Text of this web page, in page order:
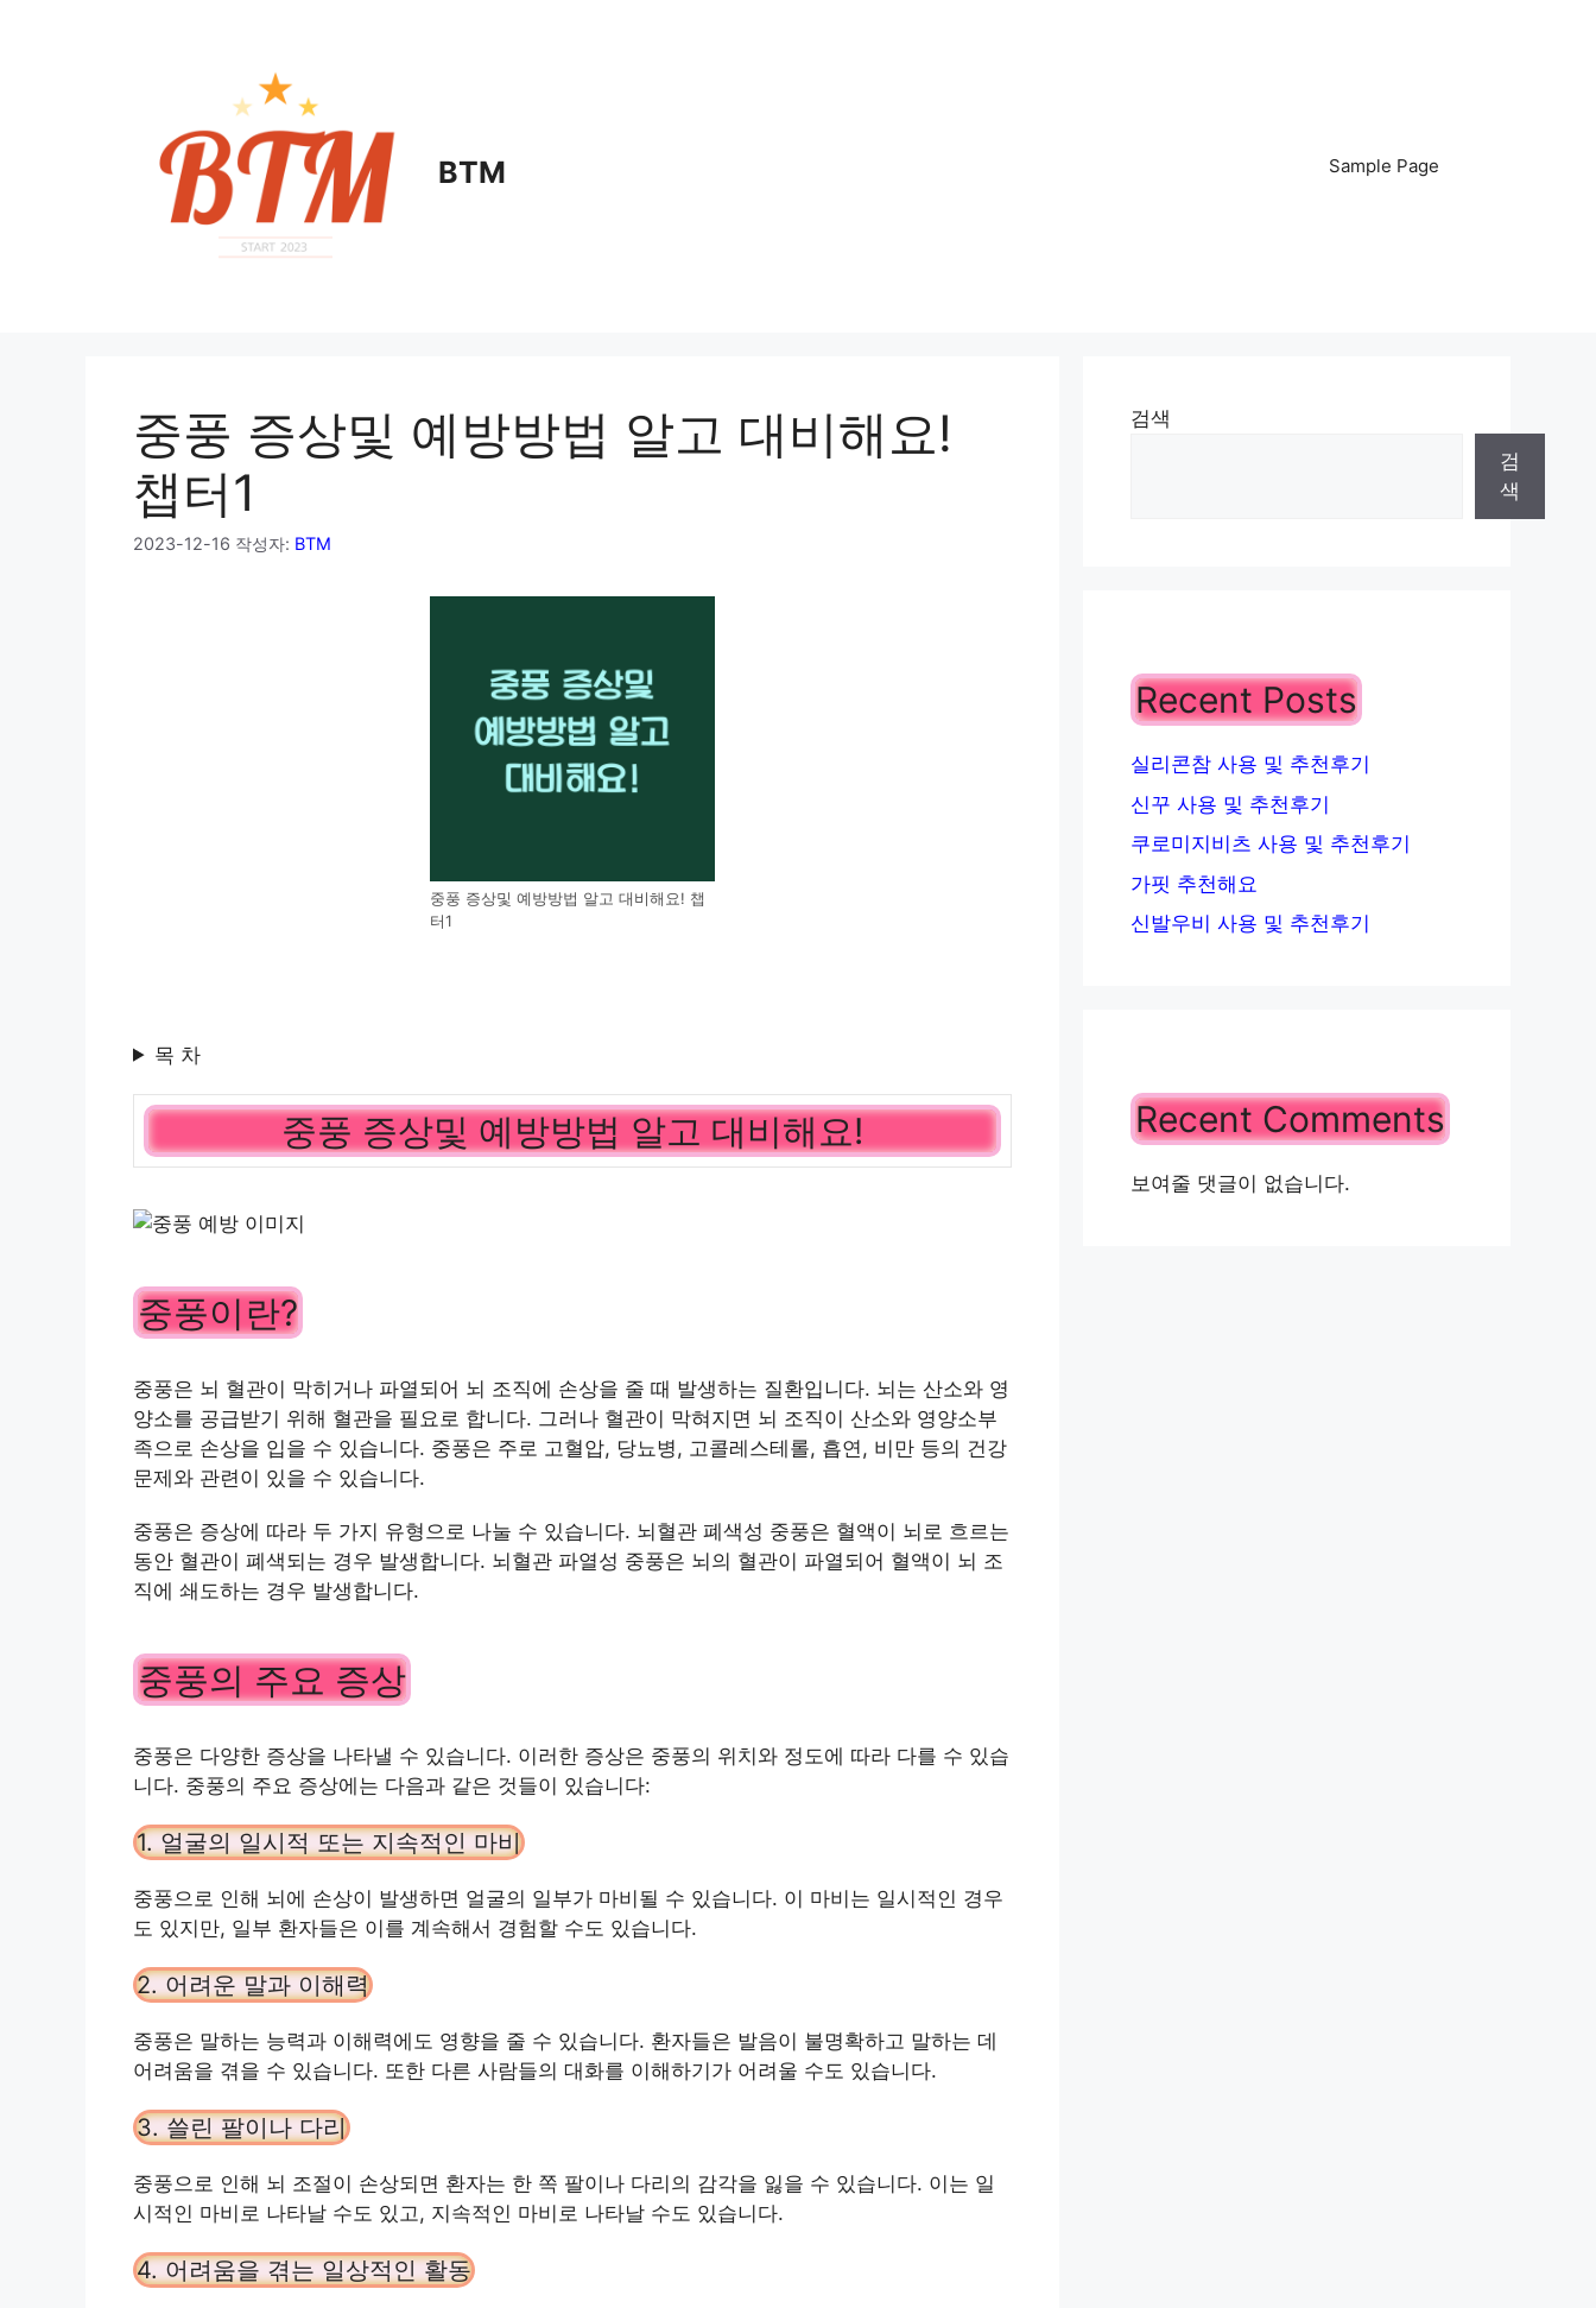
BTM Sample Page
중풍 증상및 예방방법 알고 대비해요!
챕터1
2023-12-16 작성자: BTM
중풍 증상및 예방방법 알고 대비해요! 챕
터1
목 차
중풍 증상및 예방방법 알고 대비해요!
중풍이란?
중풍은 뇌 혈관이 막히거나 파열되어 뇌 조직에 손상을 줄 때 발생하는 질환입니다. 뇌는 산소와 영
양소를 공급받기 위해 혈관을 필요로 합니다. 그러나 혈관이 막혀지면 뇌 조직이 산소와 영양소부
족으로 손상을 입을 수 있습니다. 중풍은 주로 고혈압, 당뇨병, 고콜레스테롤, 흡연, 비만 등의 건강
문제와 관련이 있을 수 있습니다.
중풍은 증상에 따라 두 가지 유형으로 나눌 수 있습니다. 뇌혈관 폐색성 중풍은 혈액이 뇌로 흐르는
동안 혈관이 폐색되는 경우 발생합니다. 뇌혈관 파열성 중풍은 뇌의 혈관이 파열되어 혈액이 뇌 조
직에 쇄도하는 경우 발생합니다.
중풍의 주요 증상
중풍은 다양한 증상을 나타낼 수 있습니다. 이러한 증상은 중풍의 위치와 정도에 따라 다를 수 있습
니다. 중풍의 주요 증상에는 다음과 같은 것들이 있습니다:
1. 얼굴의 일시적 또는 지속적인 마비
중풍으로 인해 뇌에 손상이 발생하면 얼굴의 일부가 마비될 수 있습니다. 이 마비는 일시적인 경우
도 있지만, 일부 환자들은 이를 계속해서 경험할 수도 있습니다.
2. 어려운 말과 이해력
중풍은 말하는 능력과 이해력에도 영향을 줄 수 있습니다. 환자들은 발음이 불명확하고 말하는 데
어려움을 겪을 수 있습니다. 또한 다른 사람들의 대화를 이해하기가 어려울 수도 있습니다.
3. 쓸린 팔이나 다리
중풍으로 인해 뇌 조절이 손상되면 환자는 한 쪽 팔이나 다리의 감각을 잃을 수 있습니다. 이는 일
시적인 마비로 나타날 수도 있고, 지속적인 마비로 나타날 수도 있습니다.
4. 어려움을 겪는 일상적인 활동
검색
검
색
Recent Posts
실리콘참 사용 및 추천후기
신꾸 사용 및 추천후기
쿠로미지비츠 사용 및 추천후기
가핏 추천해요
신발우비 사용 및 추천후기
Recent Comments
보여줄 댓글이 없습니다.